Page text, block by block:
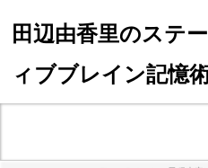
田辺由香里のステ
ィブブレイン記憶